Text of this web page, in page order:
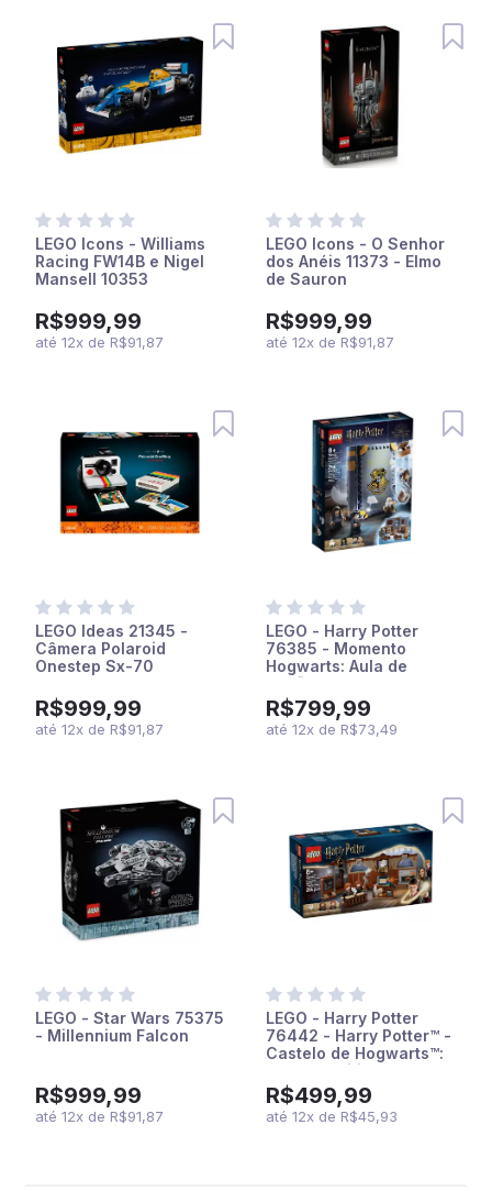
LEGO Icons - Williams
Racing FW14B e Nigel
Mansell 10353
R$999,99
até12x de R$91,87
LEGO Icons - O Senhor
dos Anéis 11373 - Elmo
de Sauron
R$999,99
até 12xde R$91,87
LEGO Ideas 21345 -
Câmera Polaroid
Onestep Sx-70
R$999,99
até12x de R$91,87
LEGO - Harry Potter
76385 - Momento
Hogwarts: Aula de
Poções
R$799,99
até 12xde R$73,49
LEGO - Star Wars 75375
- Millennium Falcon
R$999,99
até12x de R$91,87
LEGO - Harry Potter
76442 - Harry Potter™ -
Castelo de Hogwarts™:
Aula de Feitiços
(Hogwarts Castle:
Charms Class Building)
R$499,99
até 12xde R$45,93